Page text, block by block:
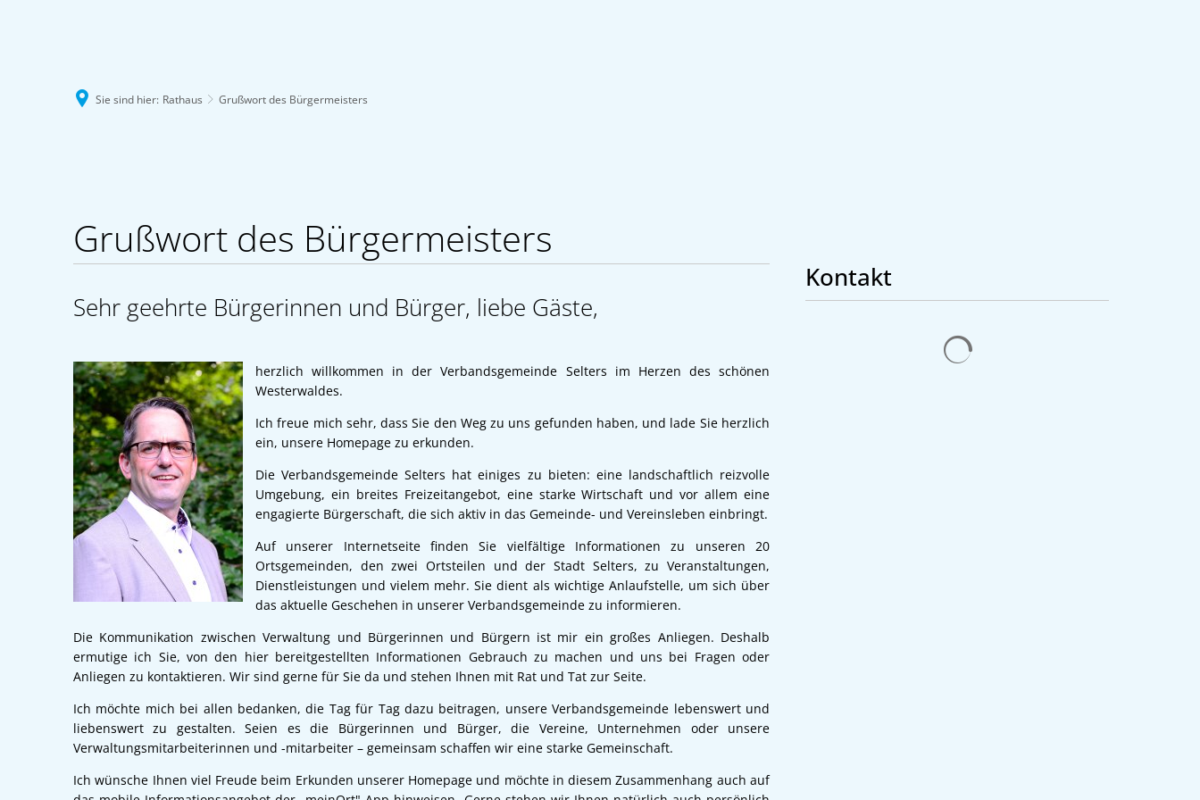
Sie sind hier: Rathaus Grußwort des Bürgermeisters
Bürgermeisters
Grußwort des Bürgermeisters
Sehr geehrte Bürgerinnen und Bürger, liebe Gäste,
herzlich willkommen in der Verbandsgemeinde Selters im Herzen des schönen
Westerwaldes.
Ich freue mich sehr, dass Sie den Weg zu uns gefunden haben, und lade Sie herzlich
ein, unsere Homepage zu erkunden.
Die Verbandsgemeinde Selters hat einiges zu bieten: eine landschaftlich reizvolle
Umgebung, ein breites Freizeitangebot, eine starke Wirtschaft und vor allem eine
engagierte Bürgerschaft, die sich aktiv in das Gemeinde- und Vereinsleben einbringt.
Auf unserer Internetseite finden Sie vielfältige Informationen zu unseren 20
Ortsgemeinden, den zwei Ortsteilen und der Stadt Selters, zu Veranstaltungen,
Dienstleistungen und vielem mehr. Sie dient als wichtige Anlaufstelle, um sich über
das aktuelle Geschehen in unserer Verbandsgemeinde zu informieren.
Die Kommunikation zwischen Verwaltung und Bürgerinnen und Bürgern ist mir ein großes Anliegen. Deshalb
ermutige ich Sie, von den hier bereitgestellten Informationen Gebrauch zu machen und uns bei Fragen oder
Anliegen zu kontaktieren. Wir sind gerne für Sie da und stehen Ihnen mit Rat und Tat zur Seite.
Ich möchte mich bei allen bedanken, die Tag für Tag dazu beitragen, unsere Verbandsgemeinde lebenswert und
liebenswert zu gestalten. Seien es die Bürgerinnen und Bürger, die Vereine, Unternehmen oder unsere
Verwaltungsmitarbeiterinnen und -mitarbeiter – gemeinsam schaffen wir eine starke Gemeinschaft.
Ich wünsche Ihnen viel Freude beim Erkunden unserer Homepage und möchte in diesem Zusammenhang auch auf
Kontakt